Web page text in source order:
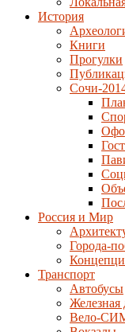
История
Книги
Прогулки
Сочи-
Россия и Мир
Города-
Транспорт
Автобусы
Железная
Вело-